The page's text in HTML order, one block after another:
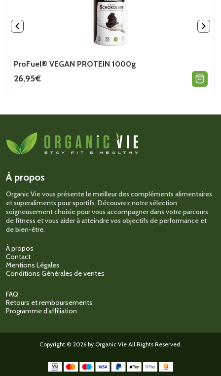
ProFuel® VEGAN PROTEIN 1000g
26,95€
produit
options
peuvent
être
la
du
produit
À propos
Organic Vie vous présente le meilleur des compléments alimentaires
et superaliments pour sportifs. Découvrez notre sélection
soigneusement choisie pour vous accompagner dans votre parcours
de fitness et vous aider à atteindre vos objectifs de performance et
de bien-être.
À propos
Contact
Mentions Légales
Conditions Générales de ventes
FAQ
Retours et remboursements
Programme d’affiliation
Copyright © 2026 by Organic Vie All Rights Reserved.